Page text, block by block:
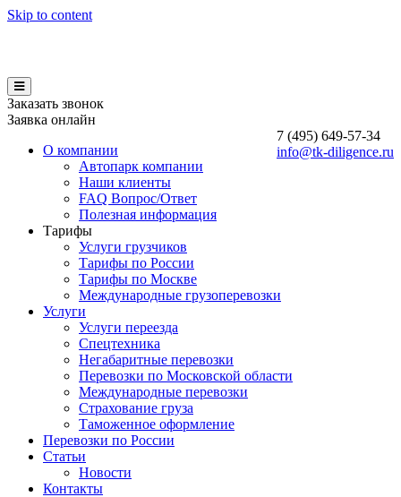
Skip to content
Заказать звонок
Заявка онлайн
7 (495) 649-57-34
info@tk-diligence.ru
О компании
Автопарк компании
Наши клиенты
FAQ Вопрос/Ответ
Полезная информация
Тарифы
Услуги грузчиков
Тарифы по России
Тарифы по Москве
Международные грузоперевозки
Услуги
Услуги переезда
Спецтехника
Негабаритные перевозки
Перевозки по Московской области
Международные перевозки
Страхование груза
Таможенное оформление
Перевозки по России
Статьи
Новости
Контакты